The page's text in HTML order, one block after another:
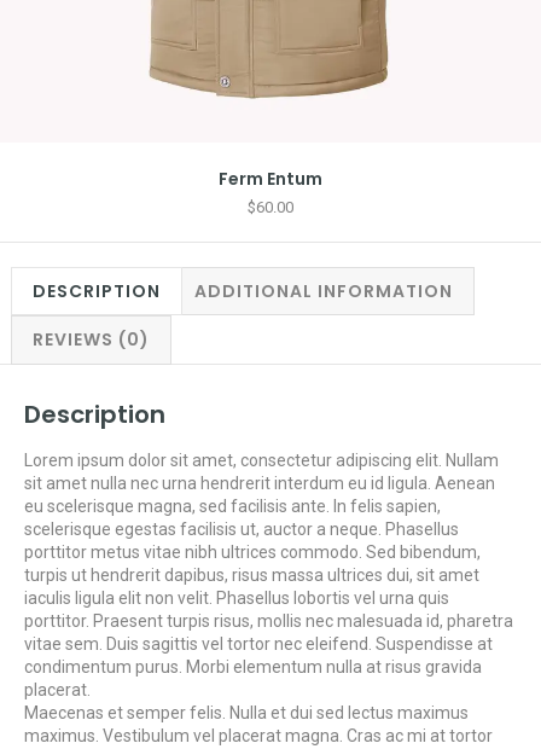
Ferm Entum
$60.00
DESCRIPTION ADDITIONAL INFORMATION
REVIEWS (0)
Description
Lorem ipsum dolor sit amet, consectetur adipiscing elit. Nullam
sit amet nulla nec urna hendrerit interdum eu id ligula. Aenean
eu scelerisque magna, sed facilisis ante. In felis sapien,
scelerisque egestas facilisis ut, auctor a neque. Phasellus
porttitor metus vitae nibh ultrices commodo. Sed bibendum,
turpis ut hendrerit dapibus, risus massa ultrices dui, sit amet
iaculis ligula elit non velit. Phasellus lobortis vel urna quis
porttitor. Praesent turpis risus, mollis nec malesuada id, pharetra
vitae sem. Duis sagittis vel tortor nec eleifend. Suspendisse at
condimentum purus. Morbi elementum nulla at risus gravida
placerat.
Maecenas et semper felis. Nulla et dui sed lectus maximus
maximus. Vestibulum vel placerat magna. Cras ac mi at tortor